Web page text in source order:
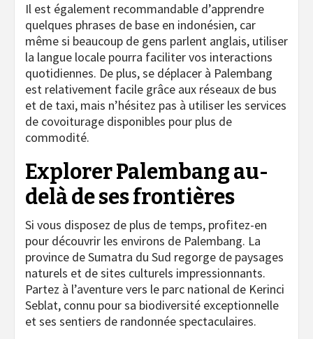
Il est également recommandable d’apprendre
quelques phrases de base en indonésien, car
même si beaucoup de gens parlent anglais, utiliser
la langue locale pourra faciliter vos interactions
quotidiennes. De plus, se déplacer à Palembang
est relativement facile grâce aux réseaux de bus
et de taxi, mais n’hésitez pas à utiliser les services
de covoiturage disponibles pour plus de
commodité.
Explorer Palembang au-
delà de ses frontières
Si vous disposez de plus de temps, profitez-en
pour découvrir les environs de Palembang. La
province de Sumatra du Sud regorge de paysages
naturels et de sites culturels impressionnants.
Partez à l’aventure vers le parc national de Kerinci
Seblat, connu pour sa biodiversité exceptionnelle
et ses sentiers de randonnée spectaculaires.